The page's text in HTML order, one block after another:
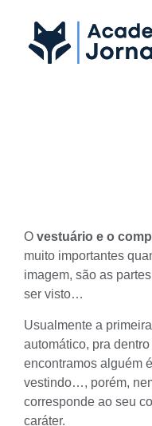
O vestuário e o
muito importantes
imagem, são as
ser visto…
Usualmente a
automático, pra
encontramos alguém
vestindo…, porém,
corresponde ao seu
caráter.